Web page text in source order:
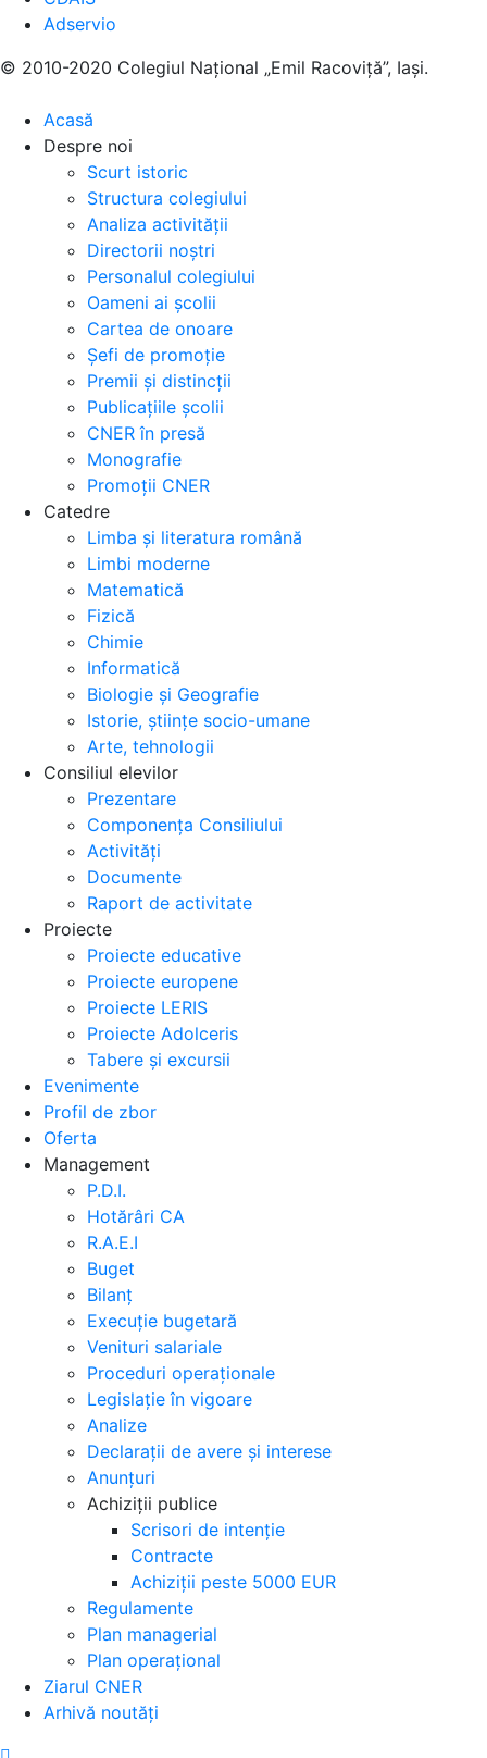
Adservio
© 2010-2020 Colegiul Național „Emil Racoviță”, Iași.
Acasă
Despre noi
Scurt istoric
Structura colegiului
Analiza activității
Directorii noștri
Personalul colegiului
Oameni ai școlii
Cartea de onoare
Șefi de promoție
Premii și distincții
Publicațiile școlii
CNER în presă
Monografie
Promoții CNER
Catedre
Limba și literatura română
Limbi moderne
Matematică
Fizică
Chimie
Informatică
Biologie și Geografie
Istorie, științe socio-umane
Arte, tehnologii
Consiliul elevilor
Prezentare
Componența Consiliului
Activități
Documente
Raport de activitate
Proiecte
Proiecte educative
Proiecte europene
Proiecte LERIS
Proiecte Adolceris
Tabere și excursii
Evenimente
Profil de zbor
Oferta
Management
P.D.I.
Hotărâri CA
R.A.E.I
Buget
Bilanț
Execuție bugetară
Venituri salariale
Proceduri operaționale
Legislație în vigoare
Analize
Declarații de avere și interese
Anunțuri
Achiziții publice
Scrisori de intenție
Contracte
Achiziții peste 5000 EUR
Regulamente
Plan managerial
Plan operațional
Ziarul CNER
Arhivă noutăți